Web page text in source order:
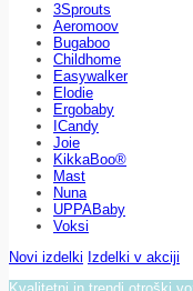
3Sprouts
Aeromoov
Bugaboo
Childhome
Easywalker
Elodie
Ergobaby
ICandy
Joie
KikkaBoo®
Mast
Nuna
UPPABaby
Voksi
Novi izdelki Izdelki v akciji